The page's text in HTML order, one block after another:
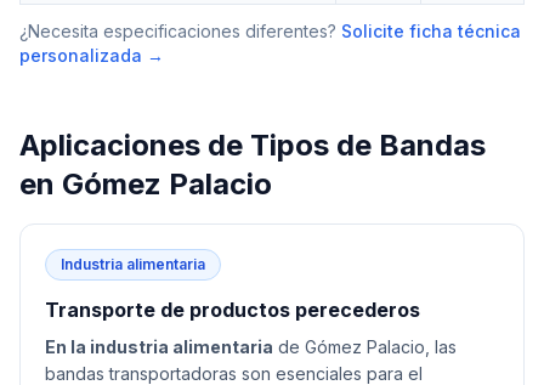
¿Necesita especificaciones diferentes? Solicite ficha técnica
personalizada →
Aplicaciones de Tipos de Bandas
en Gómez Palacio
Industria alimentaria
Transporte de productos perecederos
En la industria alimentaria de Gómez Palacio, las
bandas transportadoras son esenciales para el